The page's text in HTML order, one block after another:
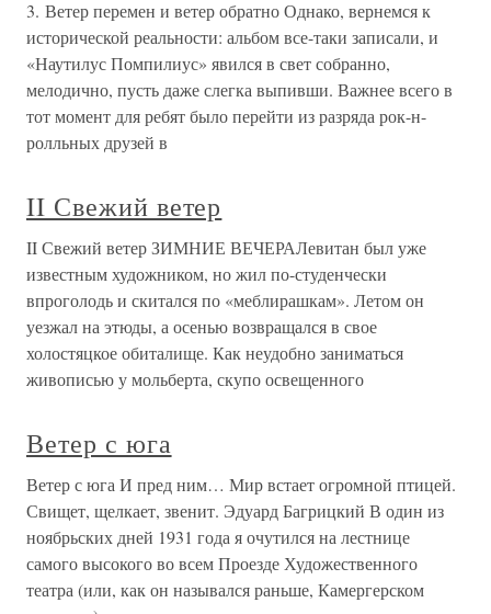
3. Ветер перемен и ветер обратно Однако, вернемся к
исторической реальности: альбом все-таки записали, и
«Наутилус Помпилиус» явился в свет собранно,
мелодично, пусть даже слегка выпивши. Важнее всего в
тот момент для ребят было перейти из разряда рок-н-
ролльных друзей в
II Свежий ветер
II Свежий ветер ЗИМНИЕ ВЕЧЕРАЛевитан был уже
известным художником, но жил по-студенчески
впроголодь и скитался по «меблирашкам». Летом он
уезжал на этюды, а осенью возвращался в свое
холостяцкое обиталище. Как неудобно заниматься
живописью у мольберта, скупо освещенного
Ветер с юга
Ветер с юга И пред ним… Мир встает огромной птицей.
Свищет, щелкает, звенит. Эдуард Багрицкий В один из
ноябрьских дней 1931 года я очутился на лестнице
самого высокого во всем Проезде Художественного
театра (или, как он назывался раньше, Камергерском